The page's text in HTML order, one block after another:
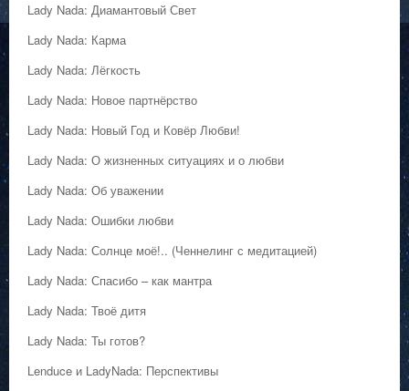
Lady Nada: Диамантовый Свет
Lady Nada: Карма
Lady Nada: Лёгкость
Lady Nada: Новое партнёрство
Lady Nada: Новый Год и Ковёр Любви!
Lady Nada: О жизненных ситуациях и о любви
Lady Nada: Об уважении
Lady Nada: Ошибки любви
Lady Nada: Солнце моё!.. (Ченнелинг с медитацией)
Lady Nada: Спасибо – как мантра
Lady Nada: Твоё дитя
Lady Nada: Ты готов?
Lenduce и LadyNada: Перспективы